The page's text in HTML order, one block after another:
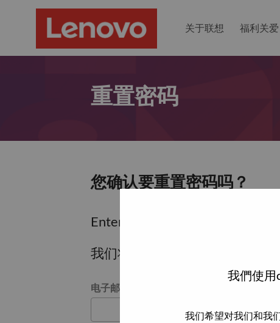
我們使用
我们希望对我们和我
关于联想 福利关爱
重置密码
您确认要重置密码吗？
Enter the email address
我们将通过电子邮件向您发送
通过电子邮件重置密码
电子邮箱